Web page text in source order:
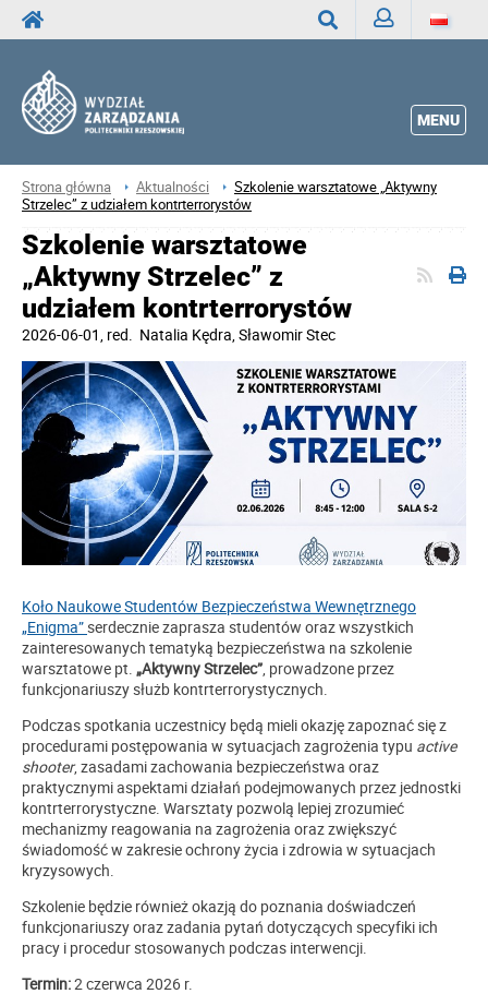
MENU
Strona główna Aktualności
Szkolenie warsztatowe „Aktywny
Strzelec” z udziałem kontrterrorystów
Szkolenie warsztatowe
„Aktywny Strzelec” z
udziałem kontrterrorystów
2026-06-01, red. Natalia Kędra, Sławomir Stec
Koło Naukowe Studentów Bezpieczeństwa Wewnętrznego
„Enigma”serdecznie zaprasza studentów oraz wszystkich
zainteresowanych tematyką bezpieczeństwa na szkolenie
warsztatowe pt. „Aktywny Strzelec” , prowadzone przez
funkcjonariuszy służb kontrterrorystycznych.
Podczas spotkania uczestnicy będą mieli okazję zapoznać się z
procedurami postępowania w sytuacjach zagrożenia typu active
shooter, zasadami zachowania bezpieczeństwa oraz
praktycznymi aspektami działań podejmowanych przez jednostki
kontrterrorystyczne. Warsztaty pozwolą lepiej zrozumieć
mechanizmy reagowania na zagrożenia oraz zwiększyć
świadomość w zakresie ochrony życia i zdrowia w sytuacjach
kryzysowych.
Szkolenie będzie również okazją do poznania doświadczeń
funkcjonariuszy oraz zadania pytań dotyczących specyfiki ich
pracy i procedur stosowanych podczas interwencji.
Termin:2 czerwca 2026 r.